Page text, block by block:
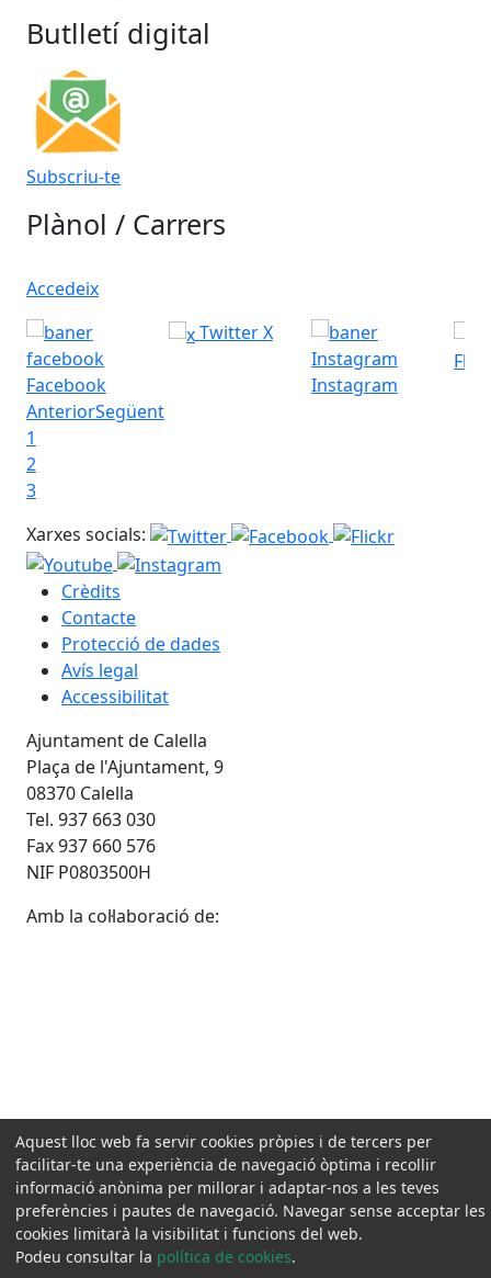
Butlletí digital
Subscriu-te
Plànol / Carrers
Accedeix
Facebook
Twitter X
Instagram
AnteriorSegüent
1
2
3
Xarxes socials:
Crèdits
Contacte
Protecció de dades
Avís legal
Accessibilitat
Ajuntament de Calella
Plaça de l'Ajuntament, 9
08370 Calella
Tel. 937 663 030
Fax 937 660 576
NIF P0803500H
Amb la col·laboració de:
Aquest lloc web fa servir cookies pròpies i de tercers per
facilitar-te una experiència de navegació òptima i recollir
informació anònima per millorar i adaptar-nos a les teves
preferències i pautes de navegació. Navegar sense acceptar les
cookies limitarà la visibilitat i funcions del web.
Podeu consultar la política de cookies.